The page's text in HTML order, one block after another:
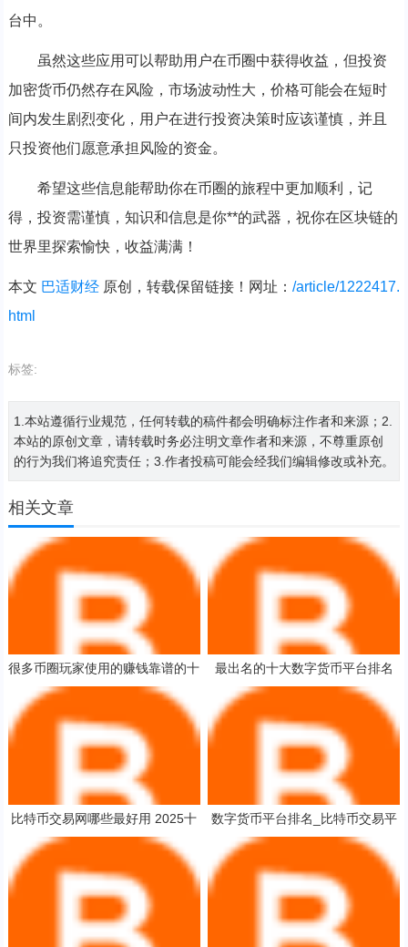
台中。
虽然这些应用可以帮助用户在币圈中获得收益，但投资
加密货币仍然存在风险，市场波动性大，价格可能会在短时
间内发生剧烈变化，用户在进行投资决策时应该谨慎，并且
只投资他们愿意承担风险的资金。
希望这些信息能帮助你在币圈的旅程中更加顺利，记
得，投资需谨慎，知识和信息是你**的武器，祝你在区块链的
世界里探索愉快，收益满满！
本文 巴适财经原创，转载保留链接！网址： /article/1222417.
html
标签:
1.本站遵循行业规范，任何转载的稿件都会明确标注作者和来源；2.
本站的原创文章，请转载时务必注明文章作者和来源，不尊重原创
的行为我们将追究责任；3.作者投稿可能会经我们编辑修改或补充。
相关文章
很多币圈玩家使用的赚钱靠谱的十
大区块链app
最出名的十大数字货币平台排名
炒股软件比特币pc
比特币交易网哪些最好用 2025十
大比特币交易网站
数字货币平台排名_比特币交易平
台哪个最安全